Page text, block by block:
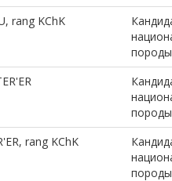
rang KChK
породы
породы
rang KChK
породы